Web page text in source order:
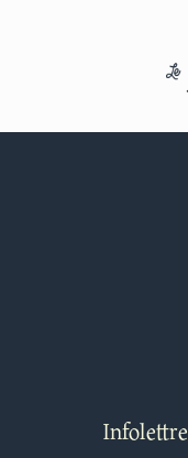
Infolettre